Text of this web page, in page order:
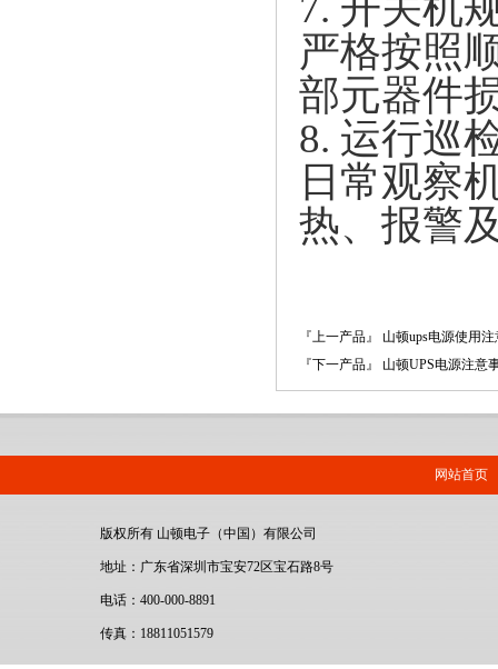
严格按照
部元器件
8. 运行巡
日常观察
热、报警
『上一产品』 山顿ups电源使用
『下一产品』 山顿UPS电源注意
网站首页
版权所有 山顿电子（中国）有限公司
地址：广东省深圳市宝安72区宝石路8号
电话：400-000-8891
传真：18811051579